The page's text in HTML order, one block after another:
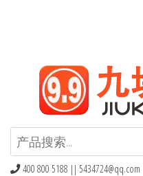
九块九包邮,9
块
400 800 5188 || 5434724@qq.com